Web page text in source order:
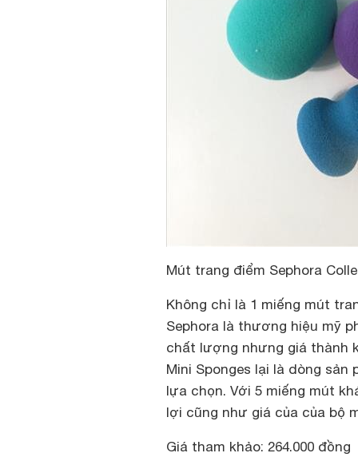
Mút trang điểm Sephora
Không chỉ là 1 miếng mút
Sephora là thương hiệu mỹ
chất lượng nhưng giá thành
Mini Sponges lại là dòng
lựa chọn. Với 5 miếng mút
lợi cũng như giá của của bộ
Giá tham khảo: 264.000 đồng